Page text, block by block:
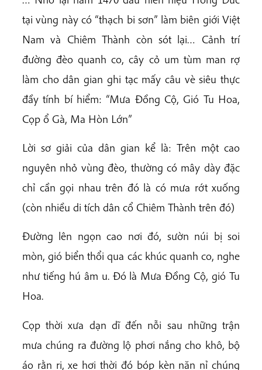
tại vùng này có “thạch bi sơn” làm biên giới Việt
Nam và Chiêm Thành còn sót lại… Cảnh trí
đường đèo quanh co, cây cỏ um tùm man rợ
làm cho dân gian ghi tạc mấy câu vè siêu thực
đầy tính bí hiểm: “Mưa Đồng Cộ, Gió Tu Hoa,
Cọp ổ Gà, Ma Hòn Lớn”
Lời sơ giải của dân gian kể là: Trên một cao
nguyên nhỏ vùng đèo, thường có mây dày đặc
chỉ cần gọi nhau trên đó là có mưa rớt xuống
(còn nhiều di tích dân cổ Chiêm Thành trên đó)
Đường lên ngọn cao nơi đó, sườn núi bị soi
mòn, gió biển thổi qua các khúc quanh co, nghe
như tiếng hú âm u. Đó là Mưa Đồng Cộ, gió Tu
Hoa.
Cọp thời xưa dạn dĩ đến nỗi sau những trận
mưa chúng ra đường lộ phơi nắng cho khô, bộ
áo rằn ri, xe hơi thời đó bóp kèn năn nỉ chúng